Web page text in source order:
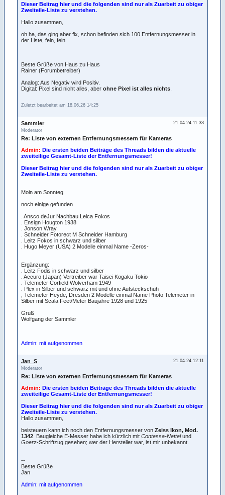
Dieser Beitrag hier und die folgenden sind nur als Zuarbeit zu obiger
Zweiteile-Liste zu verstehen.
Hallo zusammen,
oh ha, das ging aber fix, schon befinden sich 100 Entfernungsmesser in
der Liste, fein, fein.
Beste Grüße von Haus zu Haus
Rainer (Forumbetreiber)
Analog: Aus Negativ wird Positiv.
Digital: Pixel sind nicht alles, aber ohne Pixel ist alles nichts
Zuletzt bearbeitet am 18.06.26 14:25
21.04.24 11:33
Sammler
Moderator
Re: Liste von externen Entfernungsmessern für Kameras
Admin: Die ersten beiden Beiträge des Threads bilden die aktuelle
zweiteilige Gesamt-Liste der Entfernungsmesser!
Dieser Beitrag hier und die folgenden sind nur als Zuarbeit zu obiger
Zweiteile-Liste zu verstehen.
Moin am Sonnteg
noch einige gefunden
. Ansco deJur Nachbau Leica Fokos
. Ensign Hougton 1938
. Jonson Wray
. Schneider Fotorect M Schneider Hamburg
. Leitz Fokos in schwarz und silber
. Hugo Meyer (USA) 2 Modelle einmal Name -Zeros-
Ergänzung:
. Leitz Fodis in schwarz und silber
. Accuro (Japan) Vertreiber war Taisei Kogaku Tokio
. Telemeter Corfield Wolverham 1949
. Plex in Silber und schwarz mit und ohne Aufsteckschuh
, Telemeter Heyde, Dresden 2 Modelle einmal Name Photo Telemeter in
Silber mit Scala Feet/Meter Baujahre 1928 und 1925
Gruß
Wolfgang der Sammler
Admin: mit aufgenommen
21.04.24 12:11
Jan_S
Moderator
Re: Liste von externen Entfernungsmessern für Kameras
Admin: Die ersten beiden Beiträge des Threads bilden die aktuelle
zweiteilige Gesamt-Liste der Entfernungsmesser!
Dieser Beitrag hier und die folgenden sind nur als Zuarbeit zu obiger
Zweiteile-Liste zu verstehen.
Hallo zusammen,
beisteuern kann ich noch den Entfernungsmesser von Zeiss Ikon, Mod.
1342 . Baugleiche E-Messer habe ich kürzlich mit Contessa-Nettelund
Goerz-Schriftzug gesehen; wer der Hersteller war, ist mir unbekannt.
--
Beste Grüße
Jan
Admin: mit aufgenommen